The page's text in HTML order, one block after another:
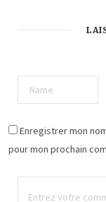
Enregistrer mon
pour mon prochain